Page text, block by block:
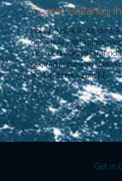
Ticaret Bakanlığı
Kolay Destek
daha kolay
Ticaret Bakanlığı
geçirilmiş bir web
hakkında mevzuat[…]
Get in